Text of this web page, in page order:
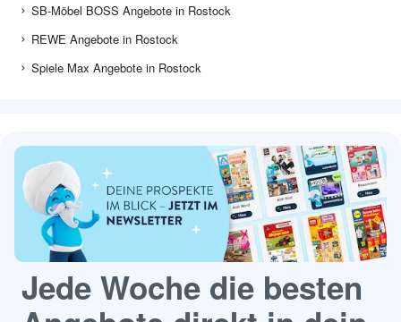
SB-Möbel BOSS Angebote in Rostock
REWE Angebote in Rostock
Spiele Max Angebote in Rostock
Jede Woche die besten